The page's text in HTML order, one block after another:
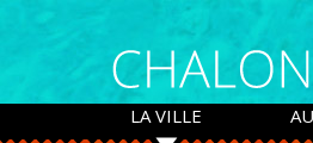
Panneau de gestion des cookies
LA VILLE